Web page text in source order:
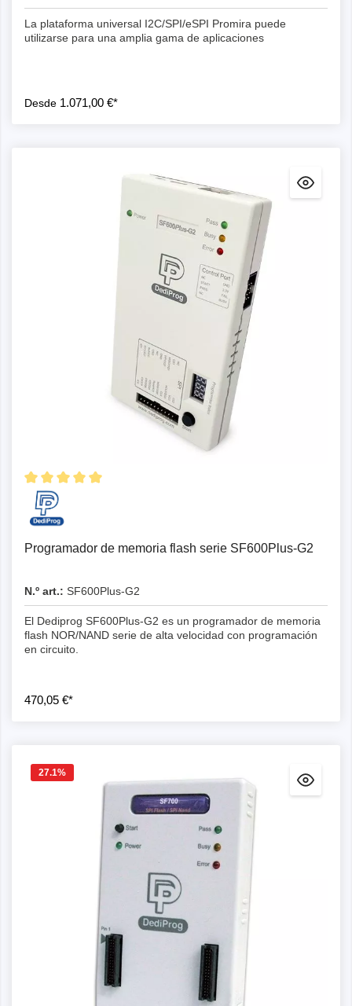
La plataforma universal I2C/SPI/eSPI Promira puede
utilizarse para una amplia gama de aplicaciones
Desde 1.071,00 €*
Programador de memoria flash serie SF600Plus-G2
N.º art.: SF600Plus-G2
El Dediprog SF600Plus-G2 es un programador de memoria
flash NOR/NAND serie de alta velocidad con programación
en circuito.
470,05 €*
27.1%